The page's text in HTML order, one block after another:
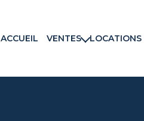
ACCUEIL VENTES
Maisons & Villas
LOCATIONS